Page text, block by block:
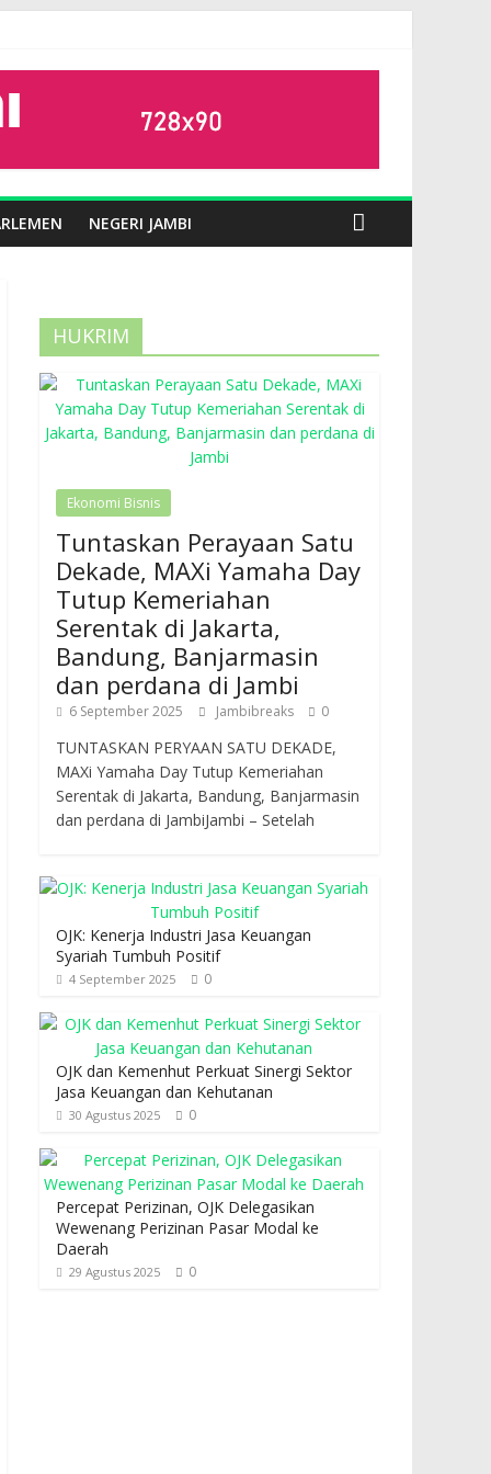
NEGERI JAMBI
HUKRIM
Ekonomi Bisnis
Tuntaskan Perayaan Satu
Dekade, MAXi Yamaha Day
Tutup Kemeriahan
Serentak di Jakarta,
Bandung, Banjarmasin
dan perdana di Jambi
6 September 2025 Jambibreaks 0
TUNTASKAN PERYAAN SATU DEKADE,
MAXi Yamaha Day Tutup Kemeriahan
Serentak di Jakarta, Bandung, Banjarmasin
dan perdana di JambiJambi – Setelah
OJK: Kenerja Industri Jasa Keuangan
Syariah Tumbuh Positif
4 September 2025 0
OJK dan Kemenhut Perkuat Sinergi Sektor
Jasa Keuangan dan Kehutanan
30 Agustus 2025 0
Percepat Perizinan, OJK Delegasikan
Wewenang Perizinan Pasar Modal ke
Daerah
29 Agustus 2025 0